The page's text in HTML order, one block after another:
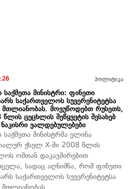
პოლიტიკა
მინისტრი: ფინეთი
საქართველოს სუვერენიტეტსა
მოვუწოდებთ რუსეთს,
ცეცხლის შეწყვეტის შესახებ
ვალდებულებები
მინისტრმა ელინა
ქსელ X-ში 2008 წლის
ომთან დაკავშირებით
სადაც აღნიშნა, რომ ფინეთი
საქართველოს სუვერენიტეტსა